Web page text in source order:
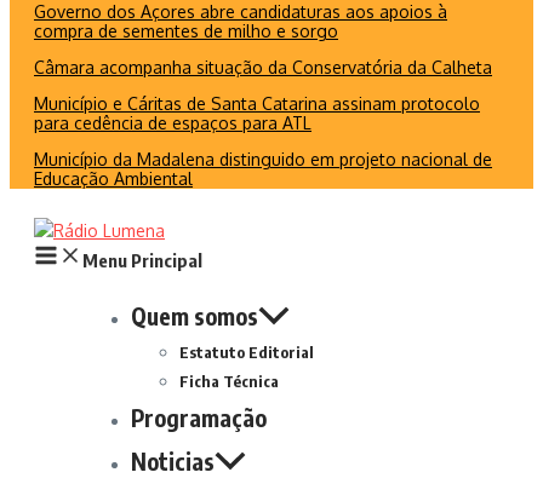
Governo dos Açores abre candidaturas aos apoios à
compra de sementes de milho e sorgo
Câmara acompanha situação da Conservatória da Calheta
Município e Cáritas de Santa Catarina assinam protocolo
para cedência de espaços para ATL
Município da Madalena distinguido em projeto nacional de
Educação Ambiental
Menu Principal
Quem somos
Estatuto Editorial
Ficha Técnica
Programação
Noticias